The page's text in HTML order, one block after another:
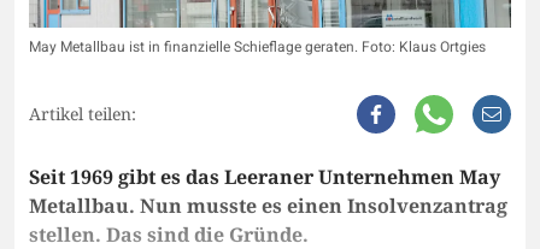
May Metallbau ist in finanzielle Schieflage geraten. Foto: Klaus Ortgies
Artikel teilen:
Seit 1969 gibt es das Leeraner Unternehmen May
Metallbau. Nun musste es einen Insolvenzantrag
stellen. Das sind die Gründe.